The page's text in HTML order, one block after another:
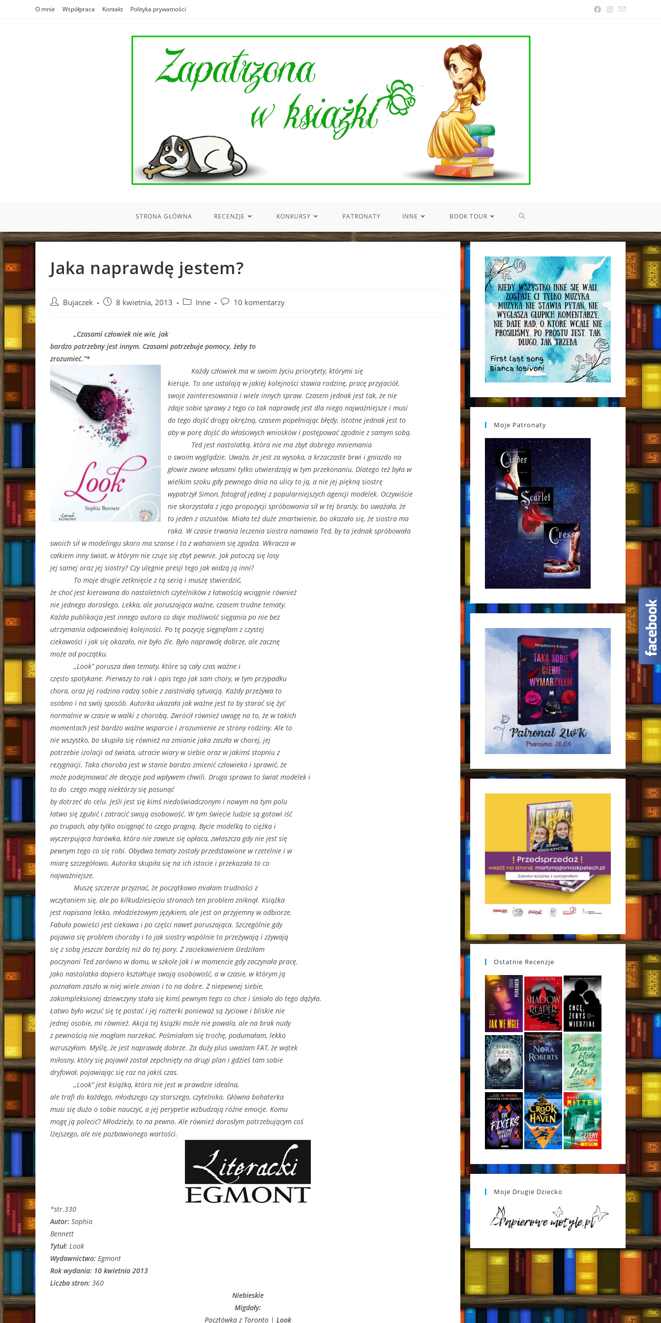
O mnie Współpraca Kontakt Polityka prywatności
STRONA GŁÓWNA RECENZJE KONKURSY PATRONATY INNE BOOK TOUR TOGGLE
SEARCH
Jaka naprawdę jestem?
Post Bujaczek
Post8 kwietnia, 2013
Post Inne
Post 10 komentarzy
„Czasami człowiek nie wie, jak
bardzo potrzebny jest innym. Czasami potrzebuje pomocy, żeby to
zrozumieć.”*
Każdy człowiek ma w swoim życiu priorytety, którymi się
kieruje. To one ustalają w jakiej kolejności stawia rodzinę, pracę przyjaciół,
swoje zainteresowania i wiele innych spraw. Czasem jednak jest tak, że nie
zdaje sobie sprawy z tego co tak naprawdę jest dla niego najważniejsze i musi
do tego dojść drogą okrężną, czasem popełniając błędy. Istotne jednak jest to
aby w porę dojść do właściwych wniosków i postępować zgodnie z samym sobą.
Ted jest nastolatką, która nie ma zbyt dobrego mniemania
o swoim wyglądzie. Uważa, że jest za wysoka, a krzaczaste brwi i gniazdo na
głowie zwane włosami tylko utwierdzają w tym przekonaniu. Dlatego też była w
wielkim szoku gdy pewnego dnia na ulicy to ją, a nie jej piękną siostrę
wypatrzył Simon, fotograf jednej z popularniejszych agencji modelek. Oczywiście
nie skorzystała z jego propozycji spróbowania sił w tej branży, bo uważała, że
to jeden z oszustów. Miała też duże zmartwienie, bo okazało się, że siostra ma
raka. W czasie trwania leczenia siostra namawia Ted, by ta jednak spróbowała
swoich sił w modelingu skoro ma szanse i ta z wahaniem się zgadza. Wkracza w
całkiem inny świat, w którym nie czuje się zbyt pewnie. Jak potoczą się losy
jej samej oraz jej siostry? Czy ulegnie presji tego jak widzą ją inni?
To moje drugie zetknięcie z tą serią i muszę stwierdzić,
że choć jest kierowana do nastoletnich czytelników z łatwością wciągnie również
nie jednego dorosłego. Lekka, ale poruszająca ważne, czasem trudne tematy.
Każda publikacja jest innego autora co daje możliwość sięgania po nie bez
utrzymania odpowiedniej kolejności. Po tę pozycję sięgnęłam z czystej
ciekawości i jak się okazało, nie było źle. Było naprawdę dobrze, ale zacznę
może od początku.
„Look” porusza dwa tematy, które są cały czas ważne i
często spotykane. Pierwszy to rak i opis tego jak sam chory, w tym przypadku
chora, oraz jej rodzina radzą sobie z zaistniałą sytuacją. Każdy przeżywa to
osobno i na swój sposób. Autorka ukazała jak ważne jest to by starać się żyć
normalnie w czasie w walki z chorobą. Zwrócił również uwagę na to, że w takich
momentach jest bardzo ważne wsparcie i zrozumienie ze strony rodziny. Ale to
nie wszystko, bo skupiła się również na zmianie jaka zaszła w chorej, jej
potrzebie izolacji od świata, utracie wiary w siebie oraz w jakimś stopniu z
rezygnacji. Taka choroba jest w stanie bardzo zmienić człowieka i sprawić, że
może podejmować złe decyzje pod wpływem chwili. Druga sprawa to świat modelek i
to do czego mogą niektórzy się posunąć
by dotrzeć do celu. Jeśli jest się kimś niedoświadczonym i nowym na tym polu
łatwo się zgubić i zatracić swoją osobowość. W tym świecie ludzie są gotowi iść
po trupach, aby tylko osiągnąć to czego pragną. Bycie modelką to ciężka i
wyczerpująca harówka, która nie zawsze się opłaca, zwłaszcza gdy nie jest się
pewnym tego co się robi. Obydwa tematy zostały przedstawione w rzetelnie i w
miarę szczegółowo. Autorka skupiła się na ich istocie i przekazała to co
najważniejsze.
Muszę szczerze przyznać, że początkowo miałam trudności z
wczytaniem się, ale po kilkudziesięciu stronach ten problem zniknął. Książka
jest napisana lekko, młodzieżowym językiem, ale jest on przyjemny w odbiorze.
Fabuła powieści jest ciekawa i po części nawet poruszająca. Szczególnie gdy
pojawia się problem choroby i to jak siostry wspólnie to przeżywają i zżywają
się z sobą jeszcze bardziej niż do tej pory. Z zaciekawieniem śledziłam
poczynani Ted zarówno w domu, w szkole jak i w momencie gdy zaczynała pracę.
Jako nastolatka dopiero kształtuje swoją osobowość, a w czasie, w którym ją
poznałam zaszło w niej wiele zmian i to na dobre. Z niepewnej siebie,
zakompleksionej dziewczyny stała się kimś pewnym tego co chce i śmiało do tego dążyła.
Łatwo było wczuć się tę postać i jej rozterki ponieważ są życiowe i bliskie nie
jednej osobie, mi również. Akcja tej książki może nie powala, ale na brak nudy
z pewnością nie mogłam narzekać. Pośmiałam się trochę, podumałam, lekko
wzruszyłam. Myślę, że jest naprawdę dobrze. Za duży plus uważam FAT, że wątek
miłosny, który się pojawił został zepchnięty na drugi plan i gdzieś tam sobie
dryfował, pojawiając się raz na jakiś czas.
„Look” jest książką, która nie jest w prawdzie idealna,
ale trafi do każdego, młodszego czy starszego, czytelnika. Główna bohaterka
musi się dużo o sobie nauczyć, a jej perypetie wzbudzają różne emocje. Komu
mogę ją polecić? Młodzieży, to na pewno. Ale również dorosłym potrzebującym coś
lżejszego, ale nie pozbawionego wartości.
*str.330
Autor: Sophia
Bennett
Tytuł: Look
Wydawnictwo: Egmont
Rok wydania: 10 kwietnia 2013
Liczba stron: 360
Niebieskie
Migdały:
Pocztówka z Toronto | Look
Moje Patronaty
Ostatnie Recenzje
Moje Drugie Dziecko